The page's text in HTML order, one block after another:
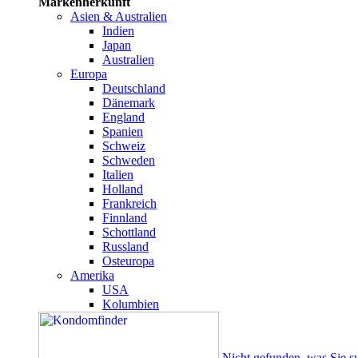
Asien & Australien
Indien
Japan
Australien
Europa
Deutschland
Dänemark
England
Spanien
Schweiz
Schweden
Italien
Holland
Frankreich
Finnland
Schottland
Russland
Osteuropa
Amerika
USA
Kolumbien